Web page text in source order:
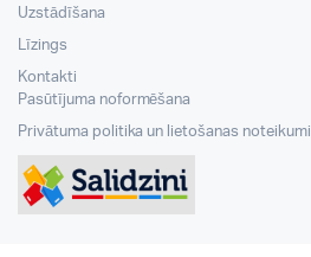
Uzstādīšana
Līzings
Kontakti
Pasūtījuma noformēšana
Privātuma politika un lietošanas noteikumi